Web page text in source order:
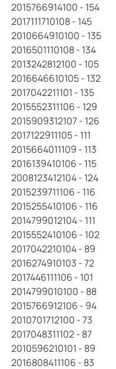
2015766914100 - 154
2017111710108 - 145
2010664910100 - 135
2016501110108 - 134
2013242812100 - 105
2016646610105 - 132
2017042211101 - 135
2015552311106 - 129
2015909312107 - 126
2017122911105 - 111
2015664011109 - 113
2016139410106 - 115
2008123412104 - 124
2015239711106 - 116
2015255410106 - 116
2014799012104 - 111
2015552410106 - 102
2017042210104 - 89
2016274910103 - 72
2017446111106 - 101
2014799010100 - 88
2015766912106 - 94
2010701712100 - 73
2017048311102 - 87
2010596210101 - 89
2016808411106 - 83